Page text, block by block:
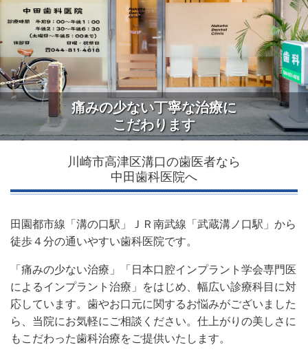
痛みの少ない丁寧な治療に
こだわります
川崎市高津区溝口の歯医者なら
中田歯科医院へ
田園都市線「溝の口駅」ＪＲ南武線「武蔵溝ノ口駅」から
徒歩４分の通いやすい歯科医院です。
「痛みの少ない治療」「 日本口腔インプラント学会専門医
によるインプラント治療」をはじめ、幅広い診療科目に対
応しています。歯やお口元に関するお悩みがございました
ら、当院にお気軽にご相談ください。 仕上がりの美しさに
もこだわった歯科治療をご提供いたします。